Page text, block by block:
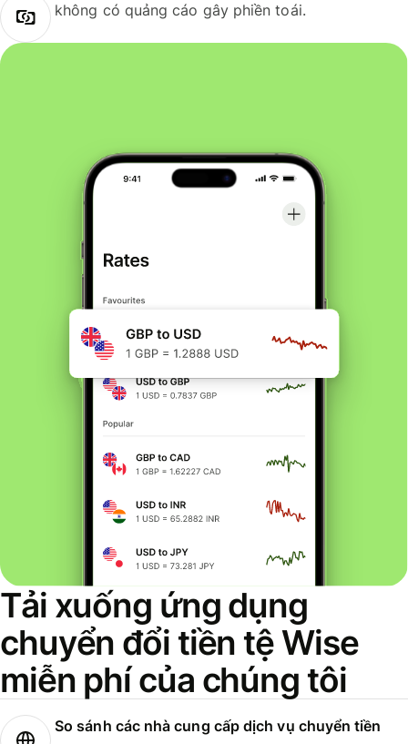
không có quảng cáo gây phiền toái.
Tải xuống ứng dụng
chuyển đổi tiền tệ Wise
miễn phí của chúng tôi
So sánh các nhà cung cấp dịch vụ chuyển tiền